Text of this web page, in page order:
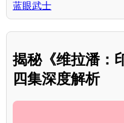
蓝眼武士
揭秘《维拉潘：
四集深度解析